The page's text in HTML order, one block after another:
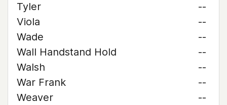
Tyler
--
Viola
--
Wade
--
Wall Handstand Hold
--
Walsh
--
War Frank
--
Weaver
--